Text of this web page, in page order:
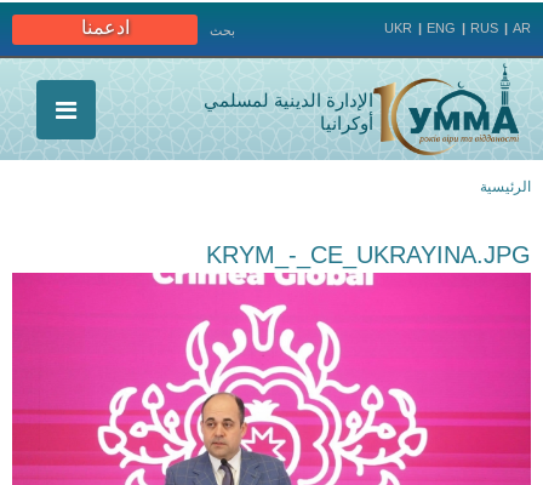
ادعمنا بحث UKR ENG RUS AR
الإدارة الدينية لمسلمي
أوكرانيا
هنا
الرئيسية
KRYM_-_CE_UKRAYINA.JPG